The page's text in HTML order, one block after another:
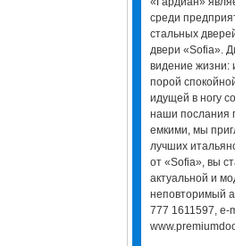
среди
стальных
двери «Sofia».
видение жизни:
порой
идущей в ногу
наши послания
емкими, мы
лучших
от «Sofia», вы
актуальной и
неповторимый
777 1611597, e-